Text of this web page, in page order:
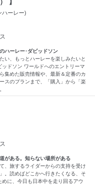
ハーレー)
ハーレー･ダビッドソン
い、もっとハーレーを楽しみたいと
ドソン ワールドへのエントリーマ
集めた販売情報や、最新＆定番のカ
スのプランまで、「購入」から「楽
がある。知らない場所がある
、旅するライダーからの支持を受け
。読めばどこかへ行きたくなる、そ
に、今日も日本中を走り回るアウ